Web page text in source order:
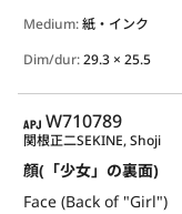
Medium:紙・インク
Dim/dur:29.3 × 25.5
APJ
W710789
顔(「少女」の裏面)
Face (Back of "Girl")
関根正二SEKINE, Shoji